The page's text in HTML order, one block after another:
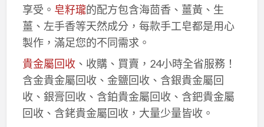
享受。 皂籽瓏的配方包含海茴香、薑黃、生
薑、左手香等天然成分，每款手工皂都是用心
製作，滿足您的不同需求。
貴金屬回收、收購、買賣，24小時全省服務！
含金貴金屬回收、金鹽回收、含銀貴金屬回
收、銀膏回收、含鉑貴金屬回收、含鈀貴金屬
回收、含銠貴金屬回收，大量少量皆收。